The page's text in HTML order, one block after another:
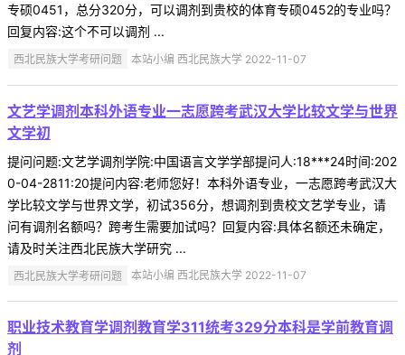
专硕0451，总分320分，可以调剂到贵校的体育专硕0452的专业吗？
回复内容:这个不可以调剂 ...
西北民族大学考研问题 本站小编 西北民族大学 2022-11-07
文艺学调剂本科外语专业一志愿跨考武汉大学比较文学与世界
文学初
提问问题:文艺学调剂学院:中国语言文学学部提问人:18***24时间:202
0-04-2811:20提问内容:老师您好！本科外语专业，一志愿跨考武汉大
学比较文学与世界文学，初试356分，想调剂到贵校文艺学专业，请
问有调剂名额吗？跨考生需要加试吗？回复内容:具体名额还未确定，
请及时关注西北民族大学研究 ...
西北民族大学考研问题 本站小编 西北民族大学 2022-11-07
职业技术教育学调剂教育学311统考329分本科是学前教育调
剂